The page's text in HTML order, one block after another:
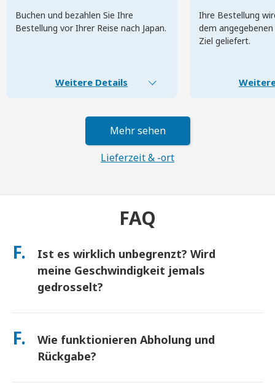
Buchen und bezahlen Sie Ihre
Bestellung vor Ihrer Reise nach Japan.
Weitere Details
Ihre Bestellung
dem
Ziel geliefert.
Mehr sehen
Lieferzeit & -ort
FAQ
F.
Ist es wirklich unbegrenzt? Wird
meine Geschwindigkeit jemals
gedrosselt?
Ja. Es ist wirklich unbegrenzt und wir wenden keine Fair Usage
Geschwindigkeitsdrosselungen an. Sie können den ganzen Tag
so viele Daten nutzen, wie Sie möchten. (Wie bei jedem
Mobilfunknetz kann es zu vorübergehenden Überlastungen
F.
Wie funktionieren Abholung und
Rückgabe?
Abholung an Hauptflughäfen oder wählen Sie